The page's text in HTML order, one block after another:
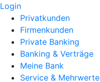
Login
Privatkunden
Firmenkunden
Private Banking
Banking & Verträge
Meine Bank
Service & Mehrwerte